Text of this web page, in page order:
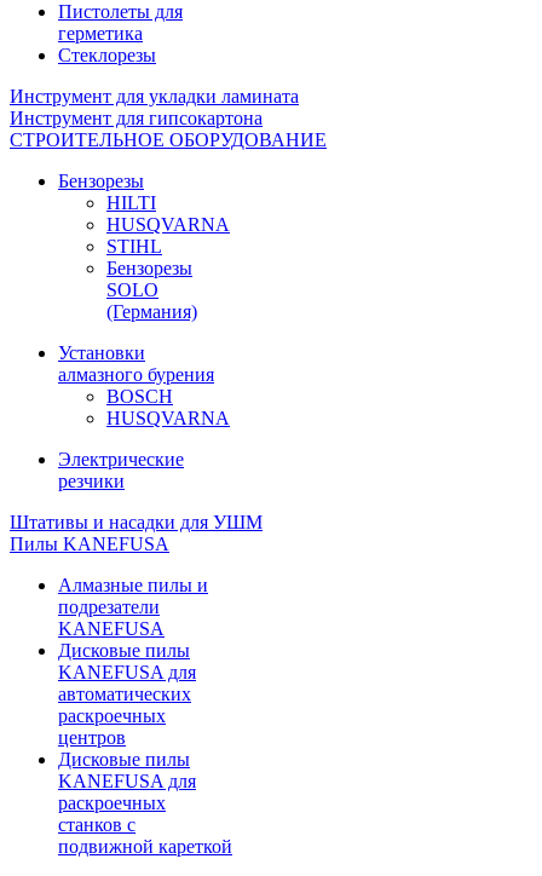
Пистолеты для
герметика
Стеклорезы
Инструмент для укладки ламината
Инструмент для гипсокартона
СТРОИТЕЛЬНОЕ ОБОРУДОВАНИЕ
Бензорезы
HILTI
HUSQVARNA
STIHL
Бензорезы
SOLO
(Германия)
Установки
алмазного бурения
BOSCH
HUSQVARNA
Электрические
резчики
Штативы и насадки для УШМ
Пилы KANEFUSA
Алмазные пилы и
подрезатели
KANEFUSA
Дисковые пилы
KANEFUSA для
автоматических
раскроечных
центров
Дисковые пилы
KANEFUSA для
раскроечных
станков с
подвижной кареткой